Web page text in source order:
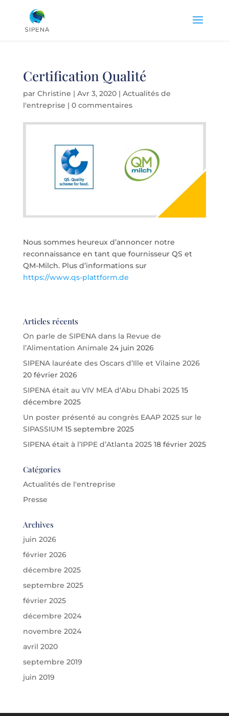
Certification Qualité
par Christine | Avr 3, 2020| Actualités de
l'entreprise | 0 commentaires
Nous sommes heureux d’annoncer notre
reconnaissance en tant que fournisseur QS et
QM-Milch. Plus d’informations sur
https://www.qs-plattform.de
Articles récents
On parle de SIPENA dans la Revue de
l’Alimentation Animale 24 juin 2026
SIPENA lauréate des Oscars d’Ille et Vilaine 2026
20 février 2026
SIPENA était au VIV MEA d’Abu Dhabi 2025 15
décembre 2025
Un poster présenté au congrès EAAP 2025 sur le
SIPASSIUM 15 septembre 2025
SIPENA était à l’IPPE d’Atlanta 2025 18 février 2025
Catégories
Actualités de l'entreprise
Presse
Archives
juin 2026
février 2026
décembre 2025
septembre 2025
février 2025
décembre 2024
novembre 2024
avril 2020
septembre 2019
juin 2019